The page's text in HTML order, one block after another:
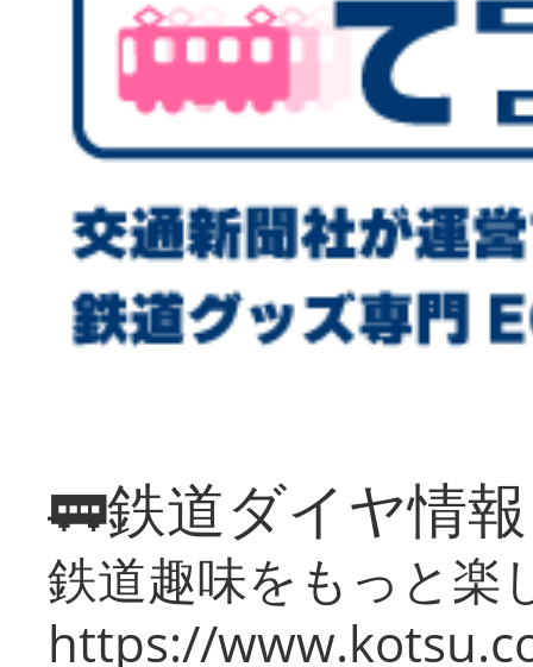
🚃鉄道ダイヤ情
鉄道趣味をもっと楽
https://